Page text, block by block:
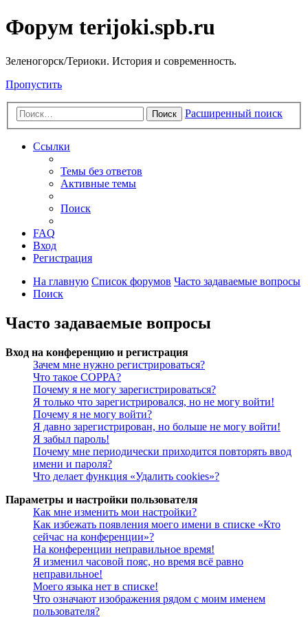
Форум terijoki.spb.ru
Зеленогорск/Териоки. История и современность.
Пропустить
Поиск Расширенный поиск
Ссылки
Темы без ответов
Активные темы
Поиск
FAQ
Вход
Регистрация
На главную Список форумов Часто задаваемые вопросы
Поиск
Часто задаваемые вопросы
Вход на конференцию и регистрация
Зачем мне нужно регистрироваться?
Что такое COPPA?
Почему я не могу зарегистрироваться?
Я только что зарегистрировался, но не могу войти!
Почему я не могу войти?
Я давно зарегистрирован, но больше не могу войти!
Я забыл пароль!
Почему мне периодически приходится повторять ввод
имени и пароля?
Что делает функция «Удалить cookies»?
Параметры и настройки пользователя
Как мне изменить мои настройки?
Как избежать появления моего имени в списке «Кто
сейчас на конференции»?
На конференции неправильное время!
Я изменил часовой пояс, но время всё равно
неправильное!
Моего языка нет в списке!
Что означают изображения рядом с моим именем
пользователя?